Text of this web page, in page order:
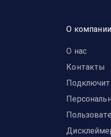
О компании
О нас
Контакты